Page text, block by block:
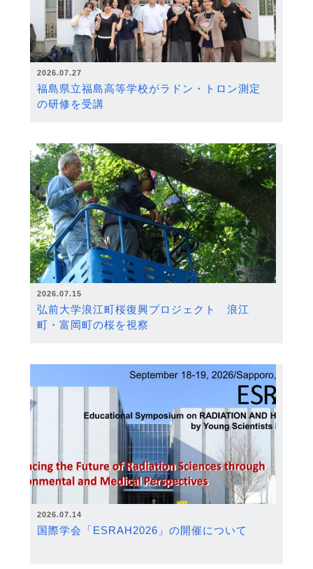
2026.07.27
福島県立福島高等学校がラドン・トロン測定
の研修を受講
2026.07.15
弘前大学浪江町桜復興プロジェクト 浪江
町・富岡町の桜を視察
2026.07.14
国際学会「ESRAH2026」の開催について